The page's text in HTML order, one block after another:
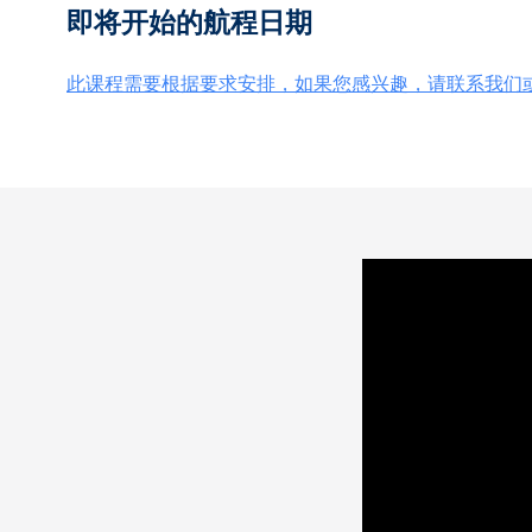
即将开始的航程日期
此课程需要根据要求安排，如果您感兴趣，请联系我们